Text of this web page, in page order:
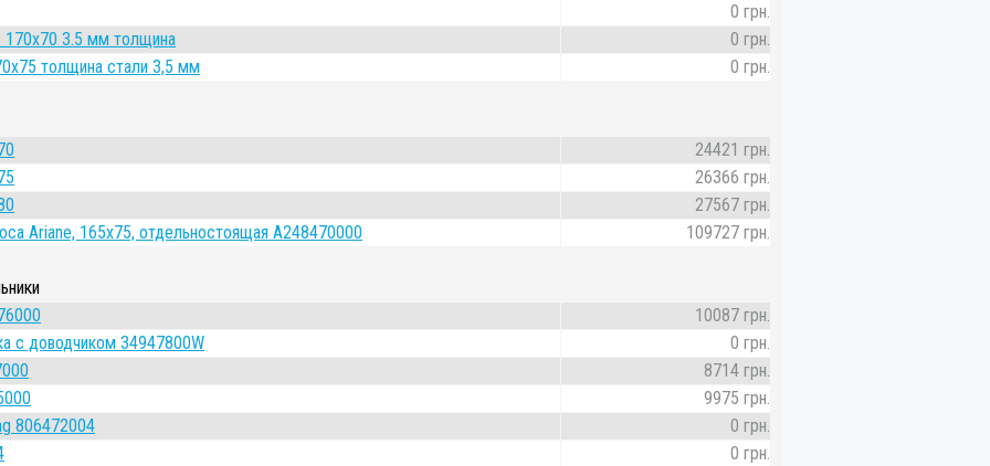
0 грн.
170x70 3.5 мм толщина
0 грн.
толщина стали 3,5 мм
0 грн.
24421 грн.
26366 грн.
27567 грн.
Ariane, 165x75, отдельностоящая A248470000
109727 грн.
10087 грн.
с доводчиком 34947800W
0 грн.
8714 грн.
9975 грн.
806472004
0 грн.
0 грн.